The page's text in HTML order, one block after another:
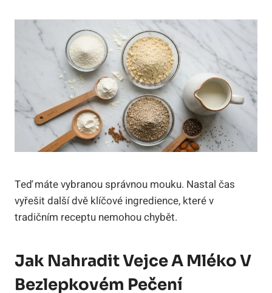
Teď máte vybranou správnou mouku. Nastal čas
vyřešit další dvě klíčové ingredience, které v
tradičním receptu nemohou chybět.
Jak Nahradit Vejce A Mléko V
Bezlepkovém Pečení